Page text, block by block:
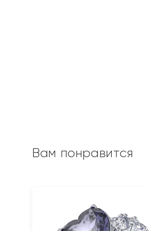
Вам понравится